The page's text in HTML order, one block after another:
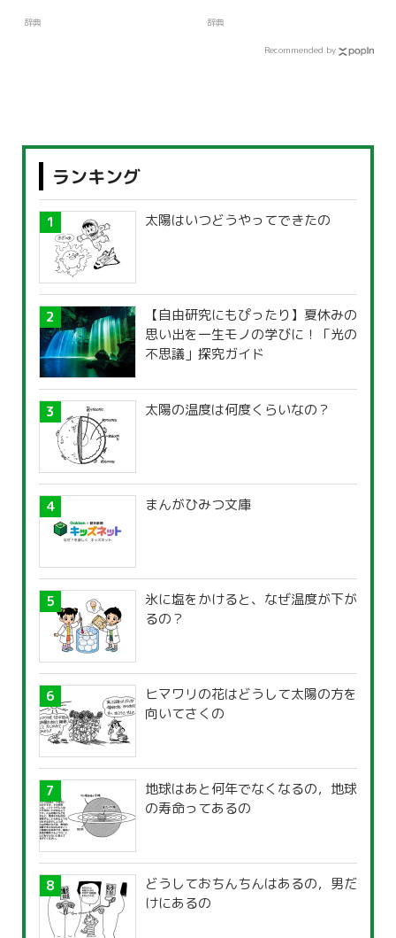
辞典 辞典
Recommended by
ランキング
太陽はいつどうやってできたの
【自由研究にもぴったり】夏休みの
思い出を一生モノの学びに！「光の
不思議」探究ガイド
太陽の温度は何度くらいなの？
まんがひみつ文庫
氷に塩をかけると、なぜ温度が下が
るの？
ヒマワリの花はどうして太陽の方を
向いてさくの
地球はあと何年でなくなるの，地球
の寿命ってあるの
どうしておちんちんはあるの，男だ
けにあるの